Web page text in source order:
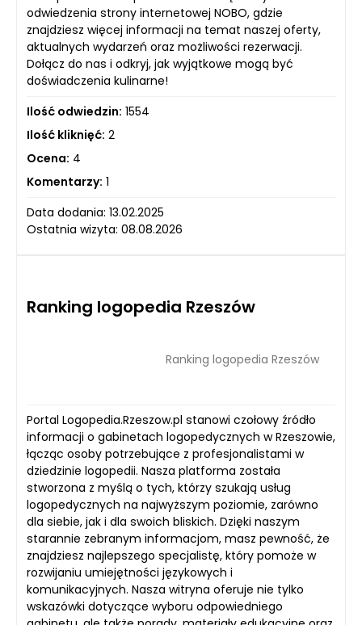
odwiedzenia strony internetowej NOBO, gdzie
znajdziesz więcej informacji na temat naszej oferty,
aktualnych wydarzeń oraz możliwości rezerwacji.
Dołącz do nas i odkryj, jak wyjątkowe mogą być
doświadczenia kulinarne!
Ilość odwiedzin: 1554
Ilość kliknięć: 2
Ocena: 4
Komentarzy: 1
Data dodania: 13.02.2025
Ostatnia wizyta: 08.08.2026
Ranking logopedia Rzeszów
Ranking logopedia Rzeszów
Portal Logopedia.Rzeszow.pl stanowi czołowy źródło
informacji o gabinetach logopedycznych w Rzeszowie,
łącząc osoby potrzebujące z profesjonalistami w
dziedzinie logopedii. Nasza platforma została
stworzona z myślą o tych, którzy szukają usług
logopedycznych na najwyższym poziomie, zarówno
dla siebie, jak i dla swoich bliskich. Dzięki naszym
starannie zebranym informacjom, masz pewność, że
znajdziesz najlepszego specjalistę, który pomoże w
rozwijaniu umiejętności językowych i
komunikacyjnych. Nasza witryna oferuje nie tylko
wskazówki dotyczące wyboru odpowiedniego